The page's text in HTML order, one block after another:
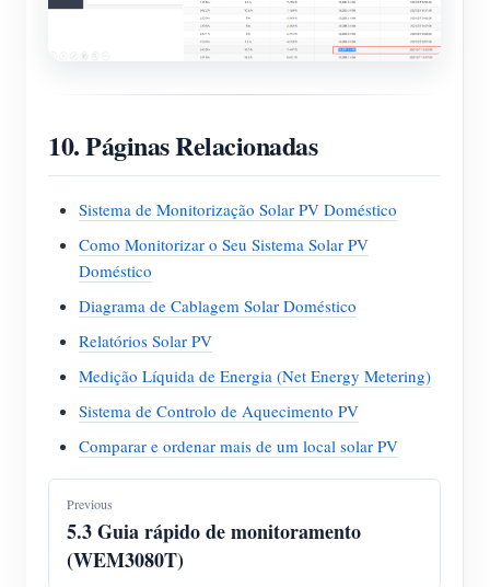
10. Páginas Relacionadas
Sistema de Monitorização Solar PV Doméstico
Como Monitorizar o Seu Sistema Solar PV
Doméstico
Diagrama de Cablagem Solar Doméstico
Relatórios Solar PV
Medição Líquida de Energia (Net Energy Metering)
Sistema de Controlo de Aquecimento PV
Comparar e ordenar mais de um local solar PV
Previous
5.3 Guia rápido de monitoramento
(WEM3080T)